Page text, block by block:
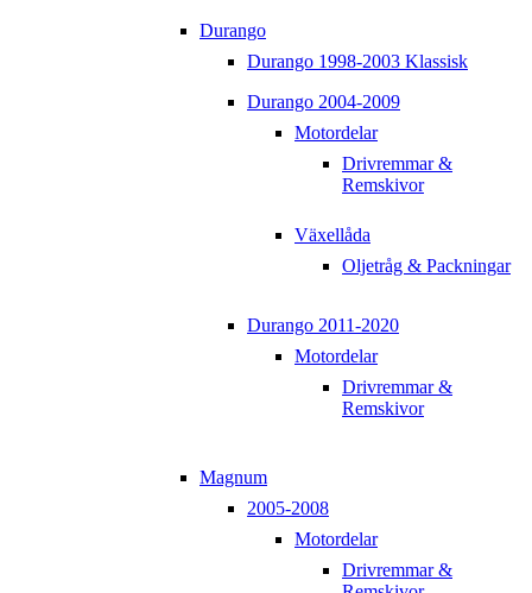
Durango
Durango 1998-2003 Klassisk
Durango 2004-2009
Motordelar
Drivremmar &
Remskivor
Växellåda
Oljetråg & Packningar
Durango 2011-2020
Motordelar
Drivremmar &
Remskivor
Magnum
2005-2008
Motordelar
Drivremmar &